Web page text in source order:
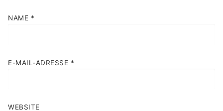
NAME *
E-MAIL-ADRESSE *
WEBSITE